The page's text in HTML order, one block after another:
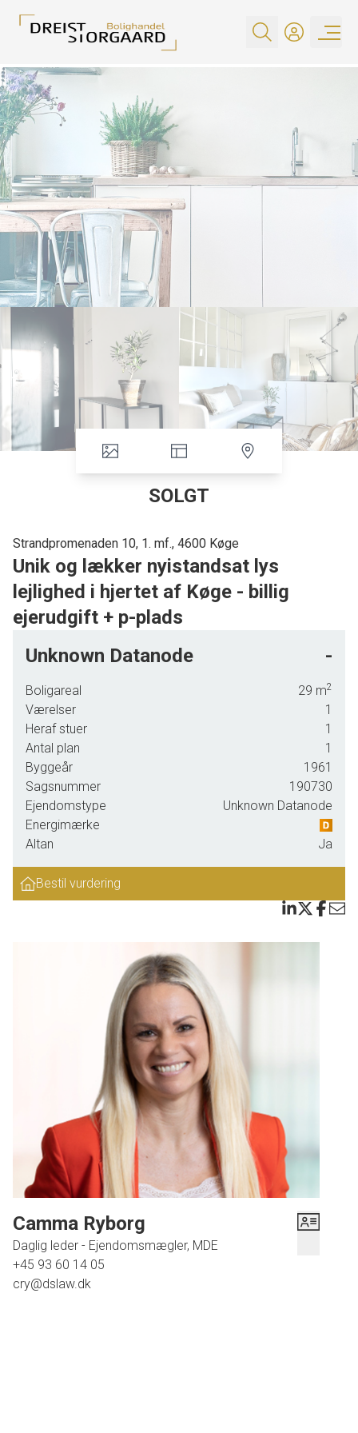
SOLGT
Strandpromenaden 10, 1. mf., 4600 Køge
Unik og lækker nyistandsat lys
lejlighed i hjertet af Køge - billig
ejerudgift + p-plads
simpelthen en perle, i gåafstand til både indkøb, station, caféer,
parkeringsplads og billig ejerudgift!
Du bliver mødt af det smukke lyse trægulv der fra entreen åbner
op til det store dejlige lyse stue/køkken-alrum, med et stort
vinduesparti med altandør. Til højre ligger det dejlige lyse åbne
køkken, med hvide køkkenskabe og en tyk massiv
egetræsbordplade, komfur fra Smeg, opvaskemaskine, køleskab
fra Gram og egen vaskemaskine! Yderligere et smukt gammelt
hængevitrineskab. Til venstre nydes den lyse stue med skønneste
kig ud til den fine altan. Fra stuen er der adgang til soveværelset
der separeres af en skillevæg af smukke gamle sprossevinduer,
hvor det skønne dagslys strømmer ind…Og ikke nok med det, er
altan, der med sin øverste placering, giver en ugeneret grøn udsigt
til de smukke gamle træer - hvor der også er masser af mulighed
for at nyde solen. Der er påsat nye altaner på alle lejlighederne i
komplekset indenfor de sidste par år, men denne, der er lånet i
ejerforeningen fuldt ud betalt, på de 115.000 kr. Entreen har et
godt rummeligt indbygget skab til overtøj, sko og andet
opbevaring. I entreen finder du også det mest lækre badeværelse
med hængetoilet, håndvask og bruseplads med indbygget
bruserarmatur fra Børma.
Lejligheden er totalrenoveret i 2024, alt står som nyt. Perfekt og
klar til dig/jer, der står og mangler en lækker, sprød studiebolig
eller til dig/jer, der ønsker hele byen omkring dig/jer i de lækreste
nyistandsatte rammer, med minimal vedligeholdelse.
Simpelthen så fin, velindrettet og meget rummelig - der er
indtænkt opbevaring og der er masser af gode muligheder for
forskellig indretning og udnyttelse af rummene.
Velkommen til
Strandpromenaden 10, 1. mf. 4600 Køge !
Unknown Datanode -
Boligareal 29 m2
Værelser
1
Heraf stuer
1
Antal plan
1
Byggeår
1961
Sagsnummer
190730
Ejendomstype
Unknown Datanode
Energimærke
Altan
Ja
Bestil vurdering
Camma Ryborg
Daglig leder - Ejendomsmægler, MDE
+45 93 60 14 05
cry@dslaw.dk